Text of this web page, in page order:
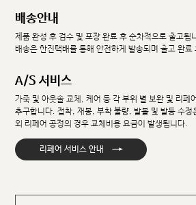
배송안내
제품 완성 후 검수 및 포장 완료 후 순차적으로 출고됩
배송은 한진택배를 통해 안전하게 발송되며 출고 완료
A/S 서비스
가죽 및 아웃솔 교체, 케어 등 각 부위 별 보완 및 리페
추구합니다. 접착, 재봉, 부착 불량, 발볼 및 발등 수정
외 리페어 공정의 경우 교체비용 요금이 발생됩니다.
리페어 서비스 안내 →